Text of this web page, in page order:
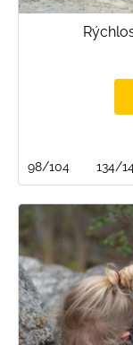
98/104 134/